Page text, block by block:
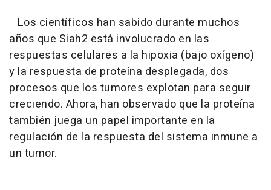
Los científicos han sabido durante muchos
años que Siah2 está involucrado en las
respuestas celulares a la hipoxia (bajo oxígeno)
y la respuesta de proteína desplegada, dos
procesos que los tumores explotan para seguir
creciendo. Ahora, han observado que la proteína
también juega un papel importante en la
regulación de la respuesta del sistema inmune a
un tumor.